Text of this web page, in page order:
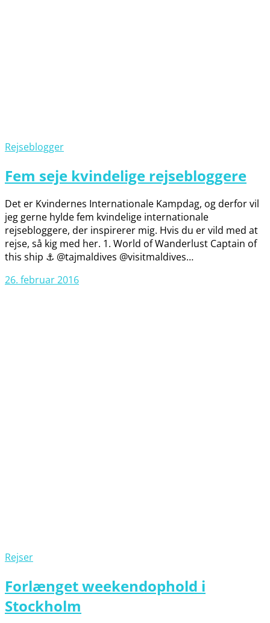
Rejseblogger
Fem seje kvindelige rejsebloggere
Det er Kvindernes Internationale Kampdag, og derfor vil
jeg gerne hylde fem kvindelige internationale
rejsebloggere, der inspirerer mig. Hvis du er vild med at
rejse, så kig med her. 1. World of Wanderlust Captain of
this ship ⚓️ @tajmaldives @visitmaldives…
26. februar 2016
Rejser
Forlænget weekendophold i
Stockholm